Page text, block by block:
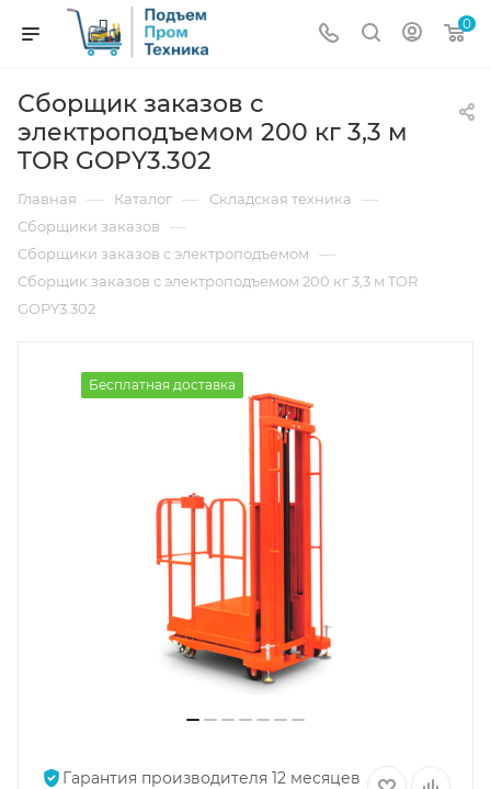
0
Сборщик заказов с
электроподъемом 200 кг 3,3 м
TOR GOPY3.302
Главная — Каталог — Складская техника —
Сборщики заказов —
Сборщики заказов с электроподъемом —
Сборщик заказов с электроподъемом 200 кг 3,3 м TOR
GOPY3.302
Бесплатная доставка
Гарантия производителя 12 месяцев